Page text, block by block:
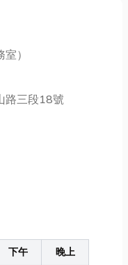
）
路三段18號
下午
晚上